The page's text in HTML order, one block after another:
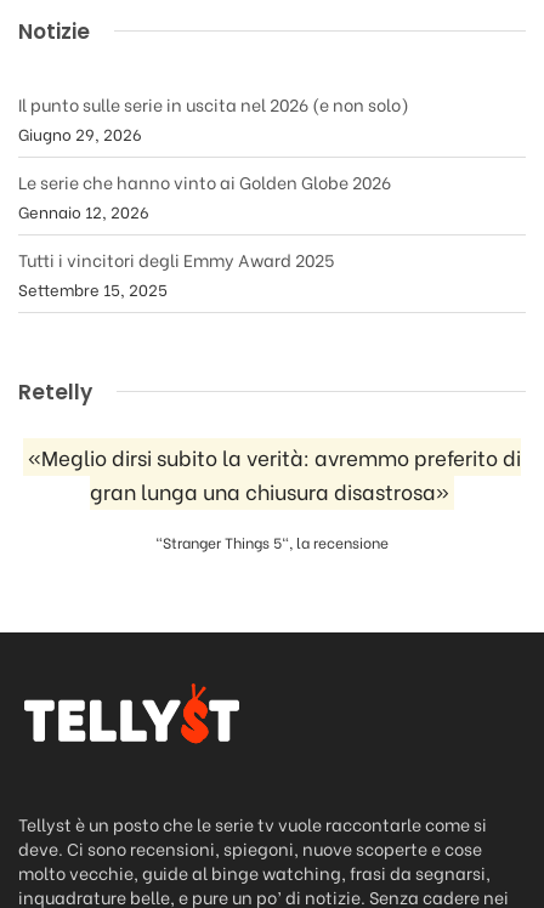
Notizie
Il punto sulle serie in uscita nel 2026 (e non solo)
Giugno 29, 2026
Le serie che hanno vinto ai Golden Globe 2026
Gennaio 12, 2026
Tutti i vincitori degli Emmy Award 2025
Settembre 15, 2025
Retelly
«Meglio dirsi subito la verità: avremmo preferito di
gran lunga una chiusura disastrosa»
"Stranger Things 5", la recensione
Tellyst è un posto che le serie tv vuole raccontarle come si
deve. Ci sono recensioni, spiegoni, nuove scoperte e cose
molto vecchie, guide al binge watching, frasi da segnarsi,
inquadrature belle, e pure un po’ di notizie. Senza cadere nei